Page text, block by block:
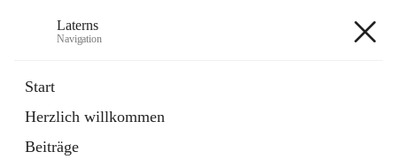
Laterns
Navigation
Start
Herzlich willkommen
Beiträge
11 Schnellzugriffe